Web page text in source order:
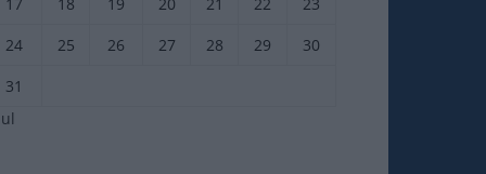
24
25 26 27 28 29
30
31